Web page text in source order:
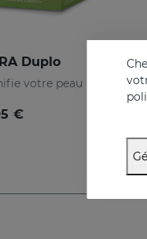
Duplo
votre peau
€